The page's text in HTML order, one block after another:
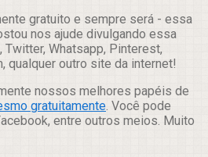
gratuito e sempre será - essa
nos ajude divulgando essa
Whatsapp, Pinterest,
qualquer outro site da internet!
nossos melhores papéis de
gratuitamente. Você pode
entre outros meios. Muito